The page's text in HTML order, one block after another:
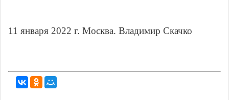
11 января 2022 г. Москва. Владимир Скачко